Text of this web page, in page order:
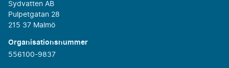
Sydvatten AB
Pulpetgatan 28
215 37 Malmö
Organisationsnummer
556100-9837